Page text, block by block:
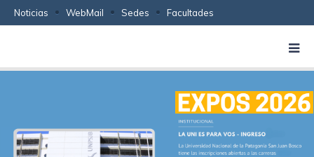
Noticias WebMail Sedes Facultades